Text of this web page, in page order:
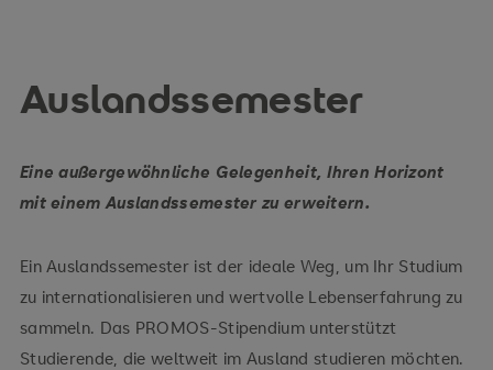
Auslandssemester
Eine außergewöhnliche Gelegenheit, Ihren Horizont
mit einem Auslandssemester zu erweitern.
Ein Auslandssemester ist der ideale Weg, um Ihr Studium
zu internationalisieren und wertvolle Lebenserfahrung zu
sammeln. Das PROMOS-Stipendium unterstützt
Studierende, die weltweit im Ausland studieren möchten.